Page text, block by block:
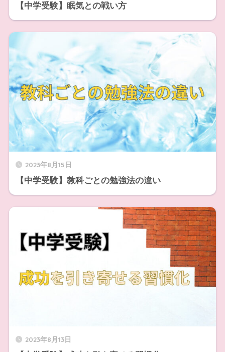
【中学受験】眠気との戦い方
2023年8月15日
【中学受験】教科ごとの勉強法の違い
2023年8月13日